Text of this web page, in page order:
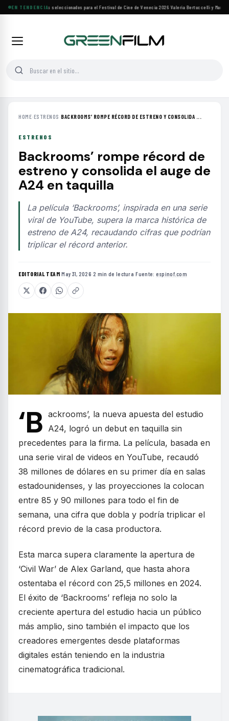
EN TENDENCIA
Siete filmes árabes seleccionados para el Festival de Cine de Venecia 2026·Valeria Bertuccelli y Martín
HOME›ESTRENOS ›BACKROOMS’ ROMPE RÉCORD DE ESTRENO Y CONSOLIDA ...
ESTRENOS
Backrooms’ rompe récord de
estreno y consolida el auge de
A24 en taquilla
La película ‘Backrooms’, inspirada en una serie
viral de YouTube, supera la marca histórica de
estreno de A24, recaudando cifras que podrían
triplicar el récord anterior.
EDITORIAL TEAM·May 31, 2026·2 min de lectura·Fuente: espinof.com
‘B ackrooms’, la nueva apuesta del estudio
A24, logró un debut en taquilla sin
precedentes para la firma. La película, basada en
una serie viral de videos en YouTube, recaudó
38 millones de dólares en su primer día en salas
estadounidenses, y las proyecciones la colocan
entre 85 y 90 millones para todo el fin de
semana, una cifra que dobla y podría triplicar el
récord previo de la casa productora.
Esta marca supera claramente la apertura de
‘Civil War’ de Alex Garland, que hasta ahora
ostentaba el récord con 25,5 millones en 2024.
El éxito de ‘Backrooms’ refleja no solo la
creciente apertura del estudio hacia un público
más amplio, sino también el impacto que los
creadores emergentes desde plataformas
digitales están teniendo en la industria
cinematográfica tradicional.